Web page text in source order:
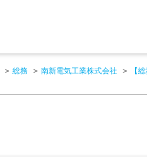
総務 南新電気工業株式会社
【